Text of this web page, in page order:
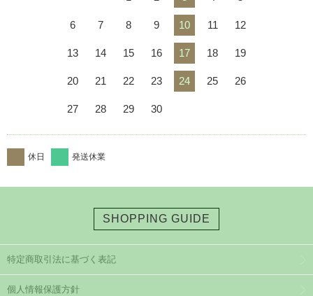
6 7 8 9 10 11 12
13 14 15 16 17 18 19
20 21 22 23 24 25 26
27 28 29 30
休日 発送休業
SHOPPING GUIDE
特定商取引法に基づく表記
個人情報保護方針